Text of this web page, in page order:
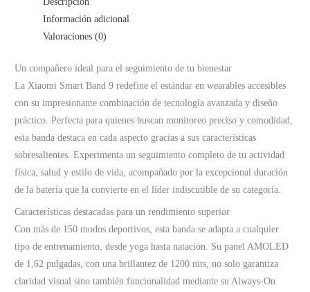
Información adicional
Valoraciones (0)
Un compañero ideal para el seguimiento de tu bienestar
La Xiaomi Smart Band 9 redefine el estándar en wearables accesibles
con su impresionante combinación de tecnología avanzada y diseño
práctico. Perfecta para quienes buscan monitoreo preciso y comodidad,
esta banda destaca en cada aspecto gracias a sus características
sobresalientes. Experimenta un seguimiento completo de tu actividad
física, salud y estilo de vida, acompañado por la excepcional duración
de la batería que la convierte en el líder indiscutible de su categoría.
Características destacadas para un rendimiento superior
Con más de 150 modos deportivos, esta banda se adapta a cualquier
tipo de entrenamiento, desde yoga hasta natación. Su panel AMOLED
de 1,62 pulgadas, con una brillantez de 1200 nits, no solo garantiza
claridad visual sino también funcionalidad mediante su Always-On